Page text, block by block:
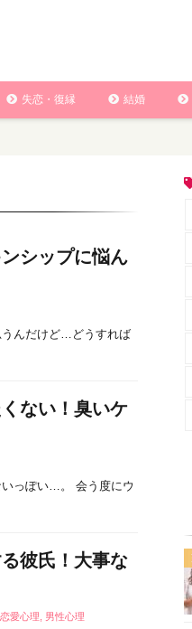
失恋・復縁 結婚
シップに悩ん
うんだけど…どうすれば
ない！臭いケ
っぽい…。 会う度にウ
彼氏！大事な
,恋愛心理 男性心理